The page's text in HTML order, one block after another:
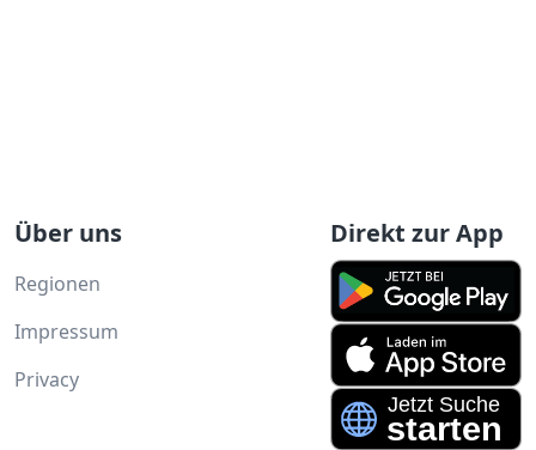
Über uns
Regionen
Impressum
Privacy
Direkt zur App